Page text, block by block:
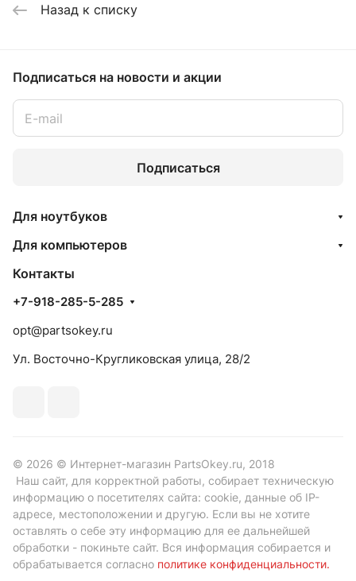
Назад к списку
Подписаться на новости и акции
Подписаться
Для ноутбуков
Для компьютеров
Контакты
+7-918-285-5-285
opt@partsokey.ru
Ул. Восточно-Кругликовская улица, 28/2
© 2026 © Интернет-магазин PartsOkey.ru, 2018
Наш сайт, для корректной работы, собирает техническую
информацию о посетителях сайта: cookie, данные об IP-
адресе, местоположении и другую. Если вы не хотите
оставлять о себе эту информацию для ее дальнейшей
обработки - покиньте сайт. Вся информация собирается и
обрабатывается согласно политике конфиденциальности.